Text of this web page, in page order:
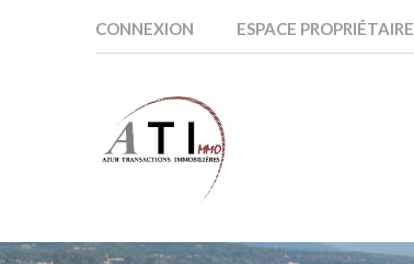
CONNEXION ESPACE PROPRIÉTAIRE